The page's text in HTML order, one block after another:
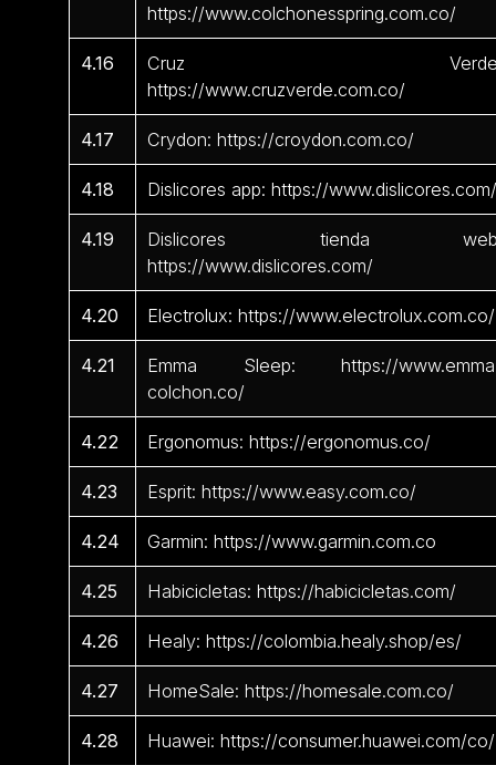
https://www.colchonesspring.com.co/
4.16
Cruz
https://www.cruzverde.com.co/
4.17 Crydon: https://croydon.com.co/
4.18 Dislicores app: https://
4.19
Dislicores tienda
https://www.dislicores.com/
4.20 Electrolux: https://www.electrolux.com.co/
4.21
Emma Sleep: https://
colchon.co/
4.22 Ergonomus: https://ergonomus.co/
4.23 Esprit: https://www.easy.com.co/
4.24 Garmin: https://www.garmin.com.co
4.25 Habicicletas: https://habicicletas.com/
4.26 Healy: https://colombia.healy.shop/es/
4.27 HomeSale: https://homesale.com.co/
4.28 Huawei: https://consumer.huawei.com/co/